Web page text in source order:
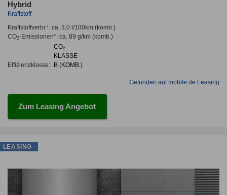
Hybrid
Kraftstoff
Kraftstoffverbr.¹: ca. 3,0 l/100km(komb.)
CO2-Emissionen*: ca. 89 g/km(komb.)
Effizienzklasse:
CO₂-
KLASSE
B (KOMB.)
Gefunden auf mobile.de Leasing
Zum Leasing Angebot
LEASING